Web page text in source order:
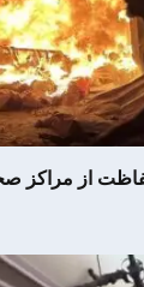
از مراکز